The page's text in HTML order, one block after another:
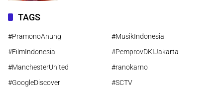
TAGS
#PramonoAnung
#MusikIndonesia
#FilmIndonesia
#PemprovDKIJakarta
#ManchesterUnited
#ranokarno
#GoogleDiscover
#SCTV